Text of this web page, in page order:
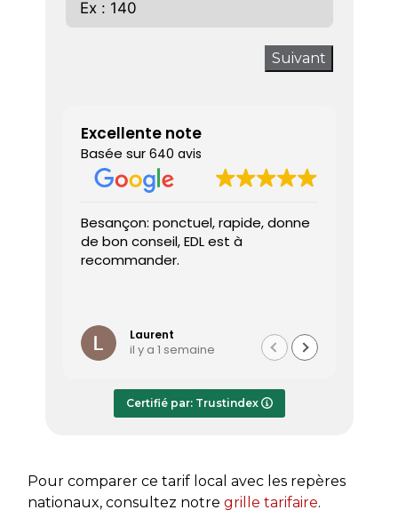
Suivant
Excellente note
Basée sur 640 avis
Besançon: ponctuel, rapide, donne
de bon conseil, EDL est à
recommander.
Laurent
il y a 1 semaine
Certifié par: Trustindex
Pour comparer ce tarif local avec les repères
nationaux, consultez notre grille tarifaire.